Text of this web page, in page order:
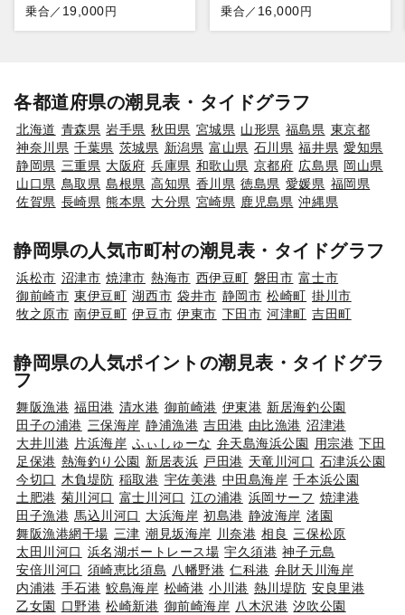
乗合／ 19,000円 乗合／ 16,000円
各都道府県の潮見表・タイドグラフ
北海道 青森県 岩手県 秋田県 宮城県 山形県 福島県 東京都
神奈川県 千葉県 茨城県 新潟県 富山県 石川県 福井県 愛知県
静岡県 三重県 大阪府 兵庫県 和歌山県 京都府 広島県 岡山県
山口県 鳥取県 島根県 高知県 香川県 徳島県 愛媛県 福岡県
佐賀県 長崎県 熊本県 大分県 宮崎県 鹿児島県 沖縄県
静岡県の人気市町村の潮見表・タイドグラフ
浜松市 沼津市 焼津市 熱海市 西伊豆町 磐田市 富士市
御前崎市 東伊豆町 湖西市 袋井市 静岡市 松崎町 掛川市
牧之原市 南伊豆町 伊豆市 伊東市 下田市 河津町 吉田町
静岡県の人気ポイントの潮見表・タイドグラ
フ
舞阪漁港 福田港 清水港 御前崎港 伊東港 新居海釣公園
田子の浦港 三保海岸 静浦漁港 吉田港 由比漁港 沼津港
大井川港 片浜海岸 ふぃしゅーな 弁天島海浜公園 用宗港 下田
足保港 熱海釣り公園 新居表浜 戸田港 天竜川河口 石津浜公園
今切口
木負堤防 稲取港 宇佐美港 中田島海岸 千本浜公園
土肥港 菊川河口 富士川河口 江の浦港 浜岡サーフ 焼津港
田子漁港 馬込川河口 大浜海岸 初島港 静波海岸 渚園
舞阪漁港網干場 三津 潮見坂海岸 川奈港 相良 三保松原
太田川河口 浜名湖ボートレース場 宇久須港 神子元島
安倍川河口 須崎恵比須島 八幡野港 仁科港 弁財天川海岸
内浦港 手石港 鮫島海岸 松崎港 小川港 熱川堤防 安良里港
乙女園 口野港 松崎新港 御前崎海岸 八木沢港 汐吹公園